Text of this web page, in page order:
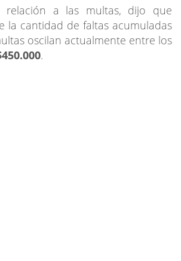
relación a las multas, dijo que
la cantidad de faltas acumuladas
oscilan actualmente entre los
.